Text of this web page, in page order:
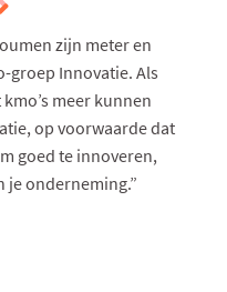
zijn meter en
groep Innovatie. Als
meer kunnen
op voorwaarde dat
goed te innoveren,
je onderneming.”